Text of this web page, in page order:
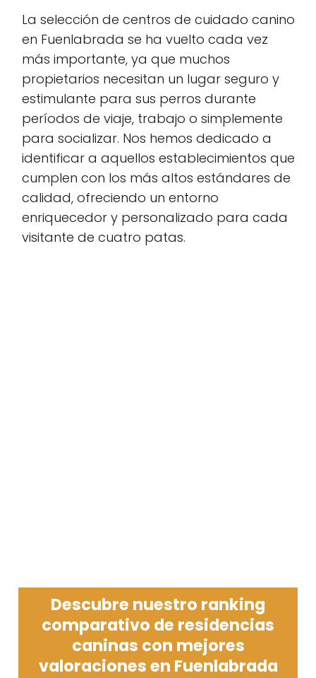
La selección de centros de cuidado canino
en Fuenlabrada se ha vuelto cada vez
más importante, ya que muchos
propietarios necesitan un lugar seguro y
estimulante para sus perros durante
períodos de viaje, trabajo o simplemente
para socializar. Nos hemos dedicado a
identificar a aquellos establecimientos que
cumplen con los más altos estándares de
calidad, ofreciendo un entorno
enriquecedor y personalizado para cada
visitante de cuatro patas.
Descubre nuestro ranking
comparativo de residencias
caninas con mejores
valoraciones en Fuenlabrada